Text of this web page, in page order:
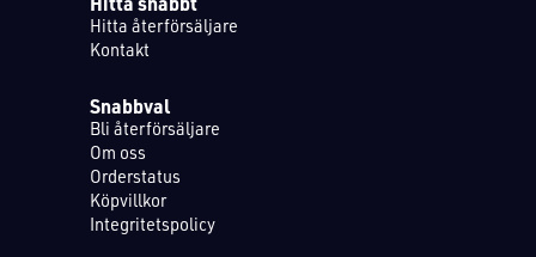
Hitta återförsäljare
Kontakt
Snabbval
Bli återförsäljare
Om oss
Orderstatus
Köpvillkor
Integritetspolicy